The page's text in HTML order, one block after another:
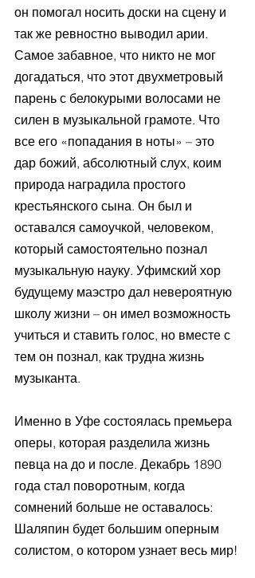
он помогал носить доски на сцену и
так же ревностно выводил арии.
Самое забавное, что никто не мог
догадаться, что этот двухметровый
парень с белокурыми волосами не
силен в музыкальной грамоте. Что
все его «попадания в ноты» – это
дар божий, абсолютный слух, коим
природа наградила простого
крестьянского сына. Он был и
оставался самоучкой, человеком,
который самостоятельно познал
музыкальную науку. Уфимский хор
будущему маэстро дал невероятную
школу жизни – он имел возможность
учиться и ставить голос, но вместе с
тем он познал, как трудна жизнь
музыканта.
Именно в Уфе состоялась премьера
оперы, которая разделила жизнь
певца на до и после. Декабрь 1890
года стал поворотным, когда
сомнений больше не оставалось:
Шаляпин будет большим оперным
солистом, о котором узнает весь мир!